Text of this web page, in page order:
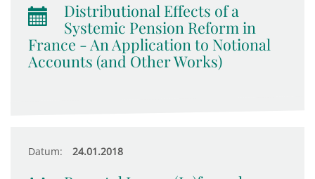
Distributional Effects of a
Systemic Pension Reform in
France - An Application to Notional
Accounts (and Other Works)
Datum: 24.01.2018